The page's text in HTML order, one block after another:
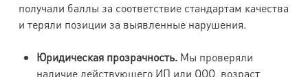
получали баллы за соответствие стандартам качества
и теряли позиции за выявленные нарушения.
Юридическая прозрачность. Мы проверяли
наличие действующего ИП или ООО, возраст